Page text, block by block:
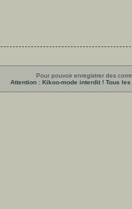
Pour pouvoir enregistrer des
Attention : Kikoo-mode interdit ! Tous